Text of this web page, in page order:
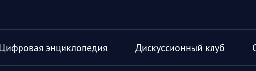
Цифровая энциклопедия Дискуссионный клуб